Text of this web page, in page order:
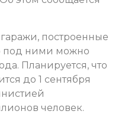
построенные
под ними можно
Планируется, что
до 1 сентября
человек.